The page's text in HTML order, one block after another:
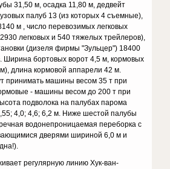
31,50 м, осадка 11,80 м, дедвейт
палуб 13 (из которых 4 съемные),
м , число перевозимых легковых
легковых и 540 тяжелых трейлеров),
(дизеля фирмы "Зульцер") 18400
Ширина бортовых ворот 4,5 м, кормовых
длина кормовой аппарели 42 м.
принимать машины весом 35 т при
- машины весом до 200 т при
подволока на палубах парома
4,0; 4,6; 6,2 м. Ниже шестой палубы
водонепроницаемая переборка с
дверями шириной 6,0 м и
регулярную линию Хук-ван-